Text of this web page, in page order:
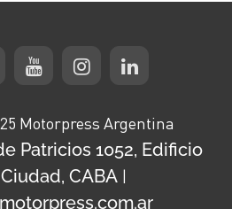
Motorpress Argentina
Patricios 1052, Edificio
CABA |